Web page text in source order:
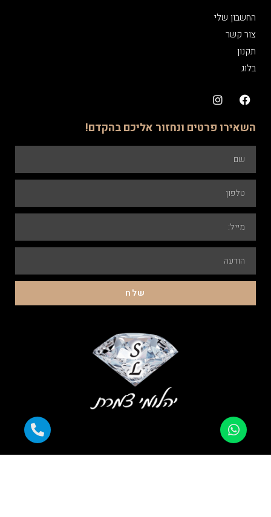
החשבון שלי
צור קשר
תקנון
בלוג
השאירו פרטים ונחזור אליכם בהקדם!
שלח